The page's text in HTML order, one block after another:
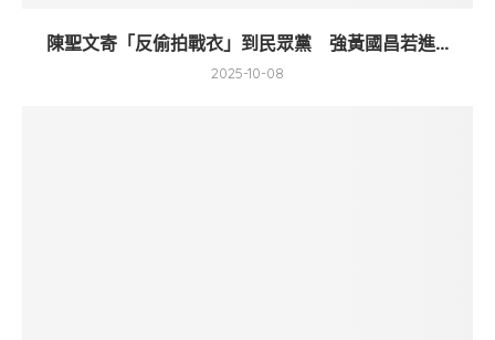
陳聖文寄「反偷拍戰衣」到民眾黨 強黃國昌若進...
2025-10-08